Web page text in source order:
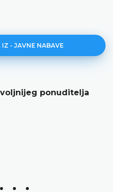
IZ - JAVNE NABAVE
ponuditelja